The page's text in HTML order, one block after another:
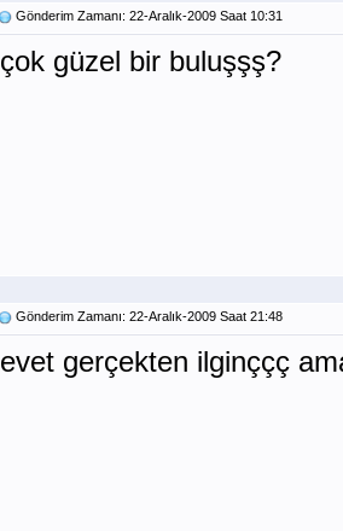
Gönderim Zamanı: 22-Aralık-2009 Saat 10:31
çok güzel bir buluşşş?
Gönderim Zamanı: 22-Aralık-2009 Saat 21:48
evet gerçekten ilginççç